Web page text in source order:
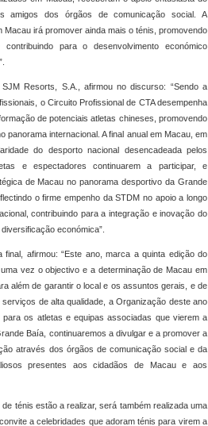
amigos dos órgãos de comunicação social. A
Macau irá promover ainda mais o ténis, promovendo
para o desenvolvimento económico
Resorts, S.A., afirmou no discurso: “Sendo a
o Circuito Profissional de CTA desempenha
de potenciais atletas chineses, promovendo
panorama internacional. A final anual em Macau, em
do desporto nacional desencadeada pelos
e espectadores continuarem a participar, e
de Macau no panorama desportivo da Grande
o firme empenho da STDM no apoio a longo
contribuindo para a integração e inovação do
económica”.
afirmou: “Este ano, marca a quinta edição do
vez o objectivo e a determinação de Macau em
além de garantir o local e os assuntos gerais, e de
de alta qualidade, a Organização deste ano
os atletas e equipas associadas que vierem a
Baía, continuaremos a divulgar e a promover a
através dos órgãos de comunicação social e da
presentes aos cidadãos de Macau e aos
ténis estão a realizar, será também realizada uma
a celebridades que adoram ténis para virem a